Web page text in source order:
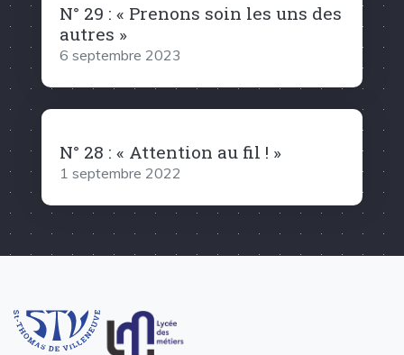
N° 29 : « Prenons soin les uns des
autres »
6 septembre 2023
N° 28 : « Attention au fil ! »
1 septembre 2022